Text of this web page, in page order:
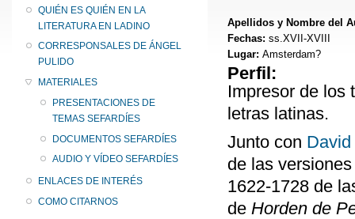
QUIÉN ES QUIÉN EN LA
LITERATURA EN LADINO
CORRESPONSALES DE ÁNGEL
PULIDO
MATERIALES
PRESENTACIONES DE
TEMAS SEFARDÍES
DOCUMENTOS SEFARDÍES
AUDIO Y VÍDEO SEFARDÍES
ENLACES DE INTERÉS
COMO CITARNOS
Apellidos y Nombre del
Fechas: ss.XVII-XVIII
Lugar: Amsterdam?
Perfil:
Impresor de los
letras latinas.
Junto con
de las
1622-1728 de
de Horden de